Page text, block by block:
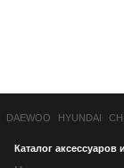
DAEWOO HYUNDAI
Каталог